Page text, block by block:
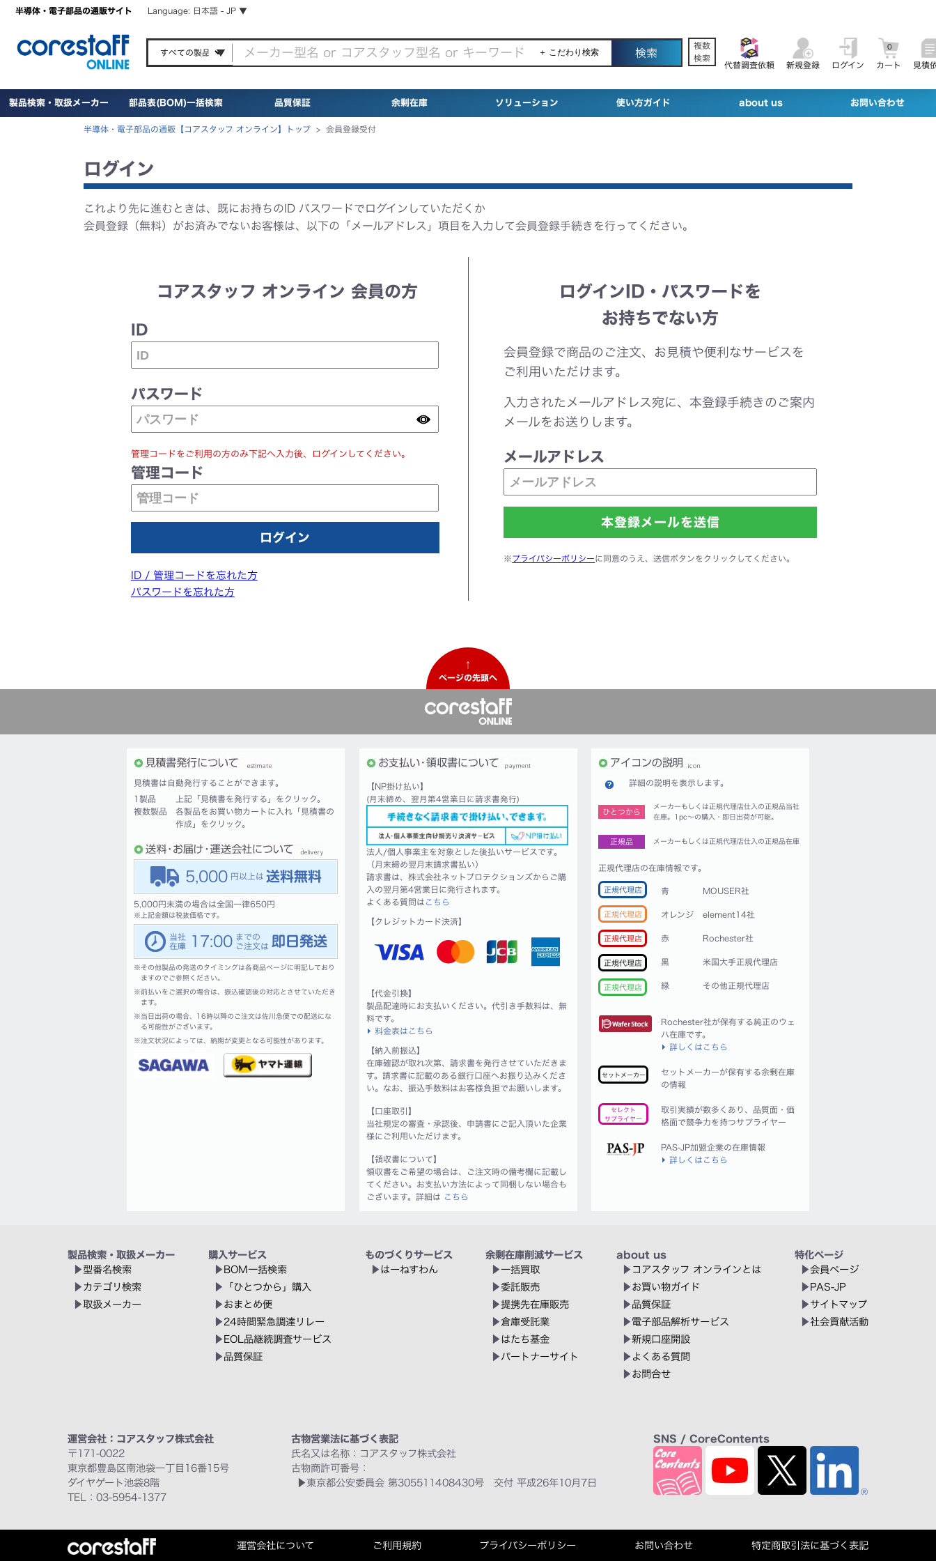
半導体・電子部品の通販サイト Language: 日本語 - JP ▼
＋ こだわり検索
複数
検索
代替調査依頼
新規登録 ログイン カート
0
見積
製品検索・取扱メーカー 部品表(BOM)一括検索 品質保証 余剰在庫 ソリューション 使い方ガイド about us お問い合わせ
半導体・電子部品の通販【コアスタッフ オンライン】トップ > 会員登録受付
ログイン
これより先に進むときは、既にお持ちのID パスワードでログインしていただくか
会員登録（無料）がお済みでないお客様は、以下の「メールアドレス」項目を入力して会員登録手続きを行ってください。
コアスタッフ オンライン 会員の方
ID
パスワード
管理コードをご利用の方のみ下記へ入力後、ログインしてください。
管理コード
ID / 管理コードを忘れた方
パスワードを忘れた方
ログインID・パスワードを
お持ちでない方
会員登録で商品のご注文、お見積や便利なサービスを
ご利用いただけます。
入力されたメールアドレス宛に、本登録手続きのご案内
メールをお送りします。
メールアドレス
※プライバシーポリシーに同意のうえ、送信ボタンをクリックしてください。
↑
ページの先頭へ
見積書は自動発行することができます。
1製品
上記「見積書を発行する」をクリック。
複数製品
各製品をお買い物カートに入れ「見積書の
作成」をクリック。
5,000
5,000円未満の場合は全国一律650円
※ 上記金額は税抜価格です。
17:00
※その他製品の発送のタイミングは各商品ページに明記しており
ますのでご参照ください。
※前払いをご選択の場合は、振込確認後の対応とさせていただき
ます。
※ 当日出荷の場合、16時以降のご注文は佐川急便での配送にな
る可能性がございます。
※注文状況によっては、納期が変更となる可能性があります。
【NP掛け払い】
(月末締め、翌月第4営業日に請求書発行)
法人/個人事業主を対象とした後払いサービスです。
（月末締め翌月末請求書払い）
請求書は、株式会社ネットプロテクションズからご購
入の翌月第4営業日に発行されます。
よくある質問は こちら
【クレジットカード決済】
【代金引換】
製品配達時にお支払いください。代引き手数料は、無
料です。
料金表はこちら
【納入前振込】
在庫確認が取れ次第、請求書を発行させていただきま
す。請求書に記載のある銀行口座へお振り込みくださ
い。なお、振込手数料はお客様負担でお願いします。
【口座取引】
当社規定の審査・承認後、申請書にご記入頂いた企業
様にご利用いただけます。
【領収書について】
領収書をご希望の場合は、ご注文時の備考欄に記載し
てください。お支払い方法によって同梱しない場合も
ございます。詳細は こちら
詳細の説明を表示します。
ひとつから
メーカーもしくは正規代理店仕入の正規品当社
在庫。1pc〜の購入・即日出荷が可能。
正規品 メーカーもしくは正規代理店仕入の正規品在庫
正規代理店の在庫情報です。
正規代理店
正規代理店
正規代理店
正規代理店
正規代理店
青 MOUSER社
オレンジ element14社
赤 Rochester社
黒 米国大手正規代理店
緑 その他正規代理店
Rochester社が保有する純正のウェ
ハ在庫です。
詳しくはこちら
セットメーカー
セットメーカーが保有する余剰在庫
の情報
セレクト
サプライヤー
取引実績が数多くあり、品質面・価
格面で競争力を持つサプライヤー
PAS-JP加盟企業の在庫情報
詳しくはこちら
製品検索・取扱メーカー
型番名検索
カテゴリ検索
取扱メーカー
購入サービス
BOM一括検索
「ひとつから」購入
おまとめ便
24時間緊急調達リレー
EOL品継続調査サービス
品質保証
ものづくりサービス
はーねすわん
余剰在庫削減サービス
一括買取
委託販売
提携先在庫販売
倉庫受託業
はたち基金
パートナーサイト
about us
コアスタッフ オンラインとは
お買い物ガイド
品質保証
電子部品解析サービス
新規口座開設
よくある質問
お問合せ
特化ページ
会員ページ
PAS-JP
サイトマップ
社会貢献活動
運営会社：コアスタッフ株式会社
〒171-0022
東京都豊島区南池袋一丁目16番15号
ダイヤゲート池袋8階
TEL：03-5954-1377
古物営業法に基づく表記
氏名又は名称：コアスタッフ株式会社
古物商許可番号：
東京都公安委員会 第305511408430号 交付 平成26年10月7日
SNS / CoreContents
運営会社について ご利用規約 プライバシーポリシー お問い合わせ 特定商取引法に基づく表記